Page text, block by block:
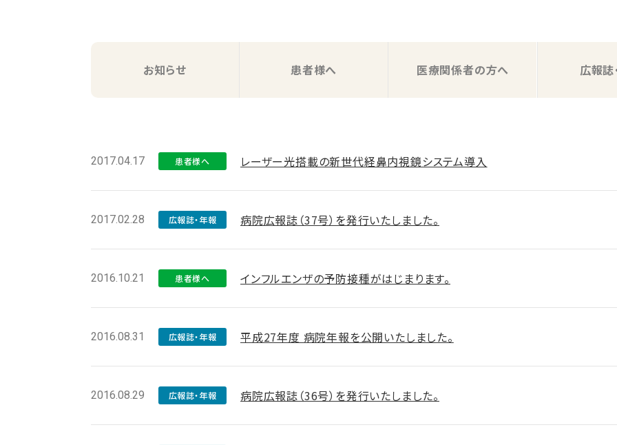
お知らせ 患者様へ 医療関係者の方へ 広報誌
2017.04.17 患者様へ レーザー光搭載の新世代経鼻内視鏡システム導入
2017.02.28 広報誌・年報 病院広報誌（37号）を発行いたしました。
2016.10.21 患者様へ インフルエンザの予防接種がはじまります。
2016.08.31 広報誌・年報 平成27年度 病院年報を公開いたしました。
2016.08.29 広報誌・年報 病院広報誌（36号）を発行いたしました。